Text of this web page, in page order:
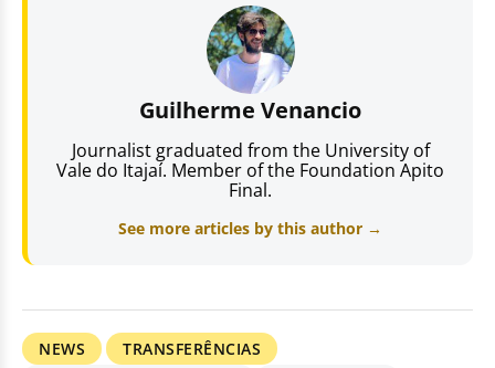
Guilherme Venancio
Journalist graduated from the University of
Vale do Itajaí. Member of the Foundation Apito
Final.
See more articles by this author →
NEWS
TRANSFERÊNCIAS